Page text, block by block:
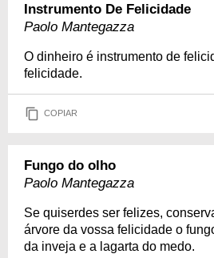
Instrumento De Felicidade
Paolo Mantegazza
O dinheiro é instrumento de
felicidade.
COPIAR
Fungo do olho
Paolo Mantegazza
Se quiserdes ser felizes,
árvore da vossa felicidade o
da inveja e a lagarta do medo.